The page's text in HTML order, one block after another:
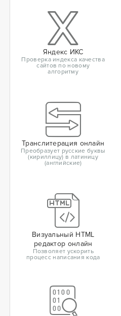
Яндекс ИКС
Проверка индекса качества
сайтов по новому
алгоритму
Транслитерация онлайн
Преобразует русские буквы
(кириллицу) в латиницу
(английские)
Визуальный HTML
редактор онлайн
Позволяет ускорить
процесс написания кода